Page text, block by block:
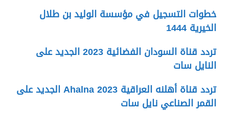
خطوات التسجيل في مؤسسة الوليد بن طلال
الخيرية 1444
تردد قناة السودان الفضائية 2023 الجديد على
النايل سات
تردد قناة أهلنه العراقية Ahalna 2023 الجديد على
القمر الصناعي نايل سات